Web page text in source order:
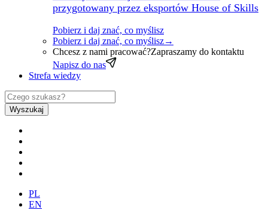
przygotowany przez eksportów House of Skills
Pobierz i daj znać, co myślisz
Pobierz i daj znać, co myślisz→
Chcesz z nami pracować?Zapraszamy do kontaktu
Napisz do nas
Strefa wiedzy
Wyszukaj
PL
EN